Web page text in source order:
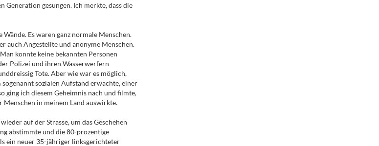
Generation gesungen. Ich merkte, dass die
Es waren ganz normale Menschen.
auch Angestellte und anonyme Menschen.
konnte keine bekannten Personen
Polizei und ihren Wasserwerfern
Tote. Aber wie war es möglich,
sozialen Aufstand erwachte, einer
ging ich diesem Geheimnis nach und filmte,
Menschen in meinem Land auswirkte.
auf der Strasse, um das Geschehen
abstimmte und die 80-prozentige
ein neuer 35-jähriger linksgerichteter